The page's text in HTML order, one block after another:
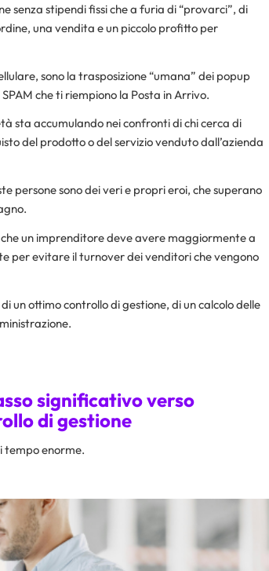
senza stipendi fissi che a furia di “provarci”, di
una vendita e un piccolo profitto per
sono la trasposizione “umana” dei popup
che ti riempiono la Posta in Arrivo.
sta accumulando nei confronti di chi cerca di
del prodotto o del servizio venduto dall’azienda
persone sono dei veri e propri eroi, che superano
un imprenditore deve avere maggiormente a
per evitare il turnover dei venditori che vengono
un ottimo controllo di gestione, di un calcolo delle
significativo verso
di gestione
tempo enorme.